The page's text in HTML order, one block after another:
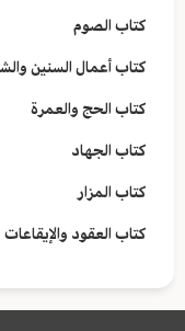
كتاب الصوم
كتاب أعمال السنين
كتاب الحج والعمرة
كتاب الجهاد
كتاب المزار
كتاب العقود والإيقاعات